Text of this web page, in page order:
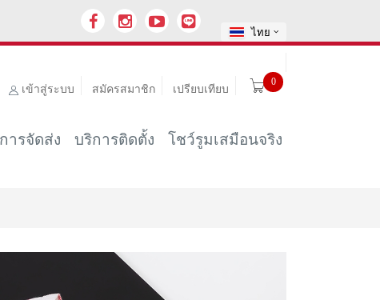
ไทย
เข้าสู่ระบบ สมัครสมาชิก เปรียบเทียบ
0
การจัดส่ง บริการติดตั้ง
โชว์รูมเสมือนจริง